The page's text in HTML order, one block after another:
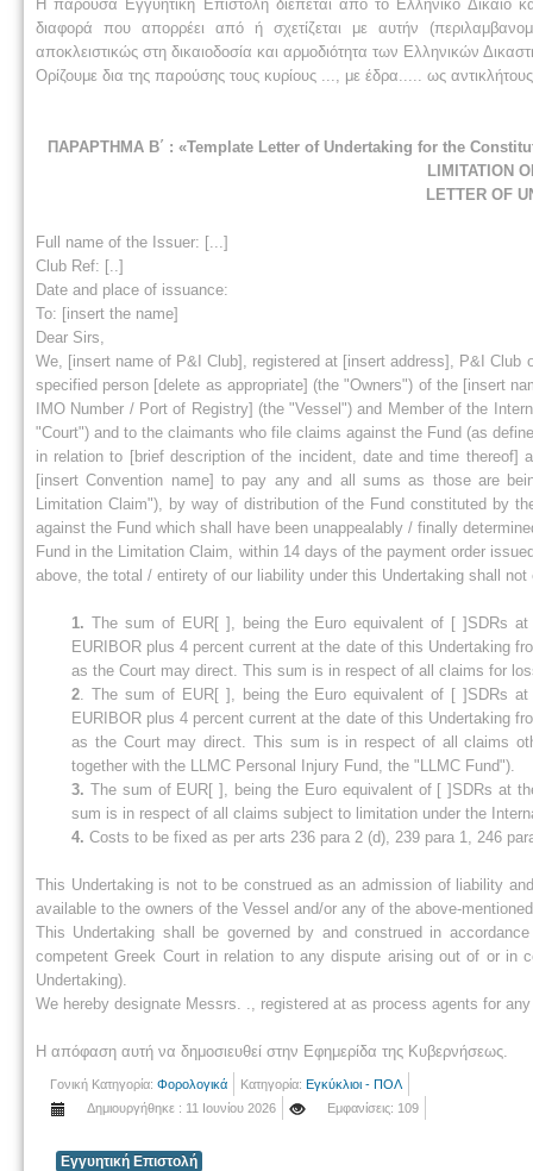
Η παρούσα Εγγυητική Επιστολή διέπεται από το Ελληνικό Δίκαιο
διαφορά που απορρέει από ή σχετίζεται με αυτήν
αποκλειστικώς στη δικαιοδοσία και αρμοδιότητα των Ελληνικών
Ορίζουμε δια της παρούσης τους κυρίους ..., με έδρα..... ως
ΠΑΡΑΡΤΗΜΑ Β΄ : «Template Letter of Undertaking for the
LIMITATION
LETTER OF
Full name of the Issuer: [...]
Club Ref: [..]
Date and place of issuance:
To: [insert the name]
Dear Sirs,
We, [insert name of P&I Club], registered at [insert address], P&I Club
specified person [delete as appropriate] (the "Owners") of the [insert
IMO Number / Port of Registry] (the "Vessel") and Member of the
"Court") and to the claimants who file claims against the Fund (as
in relation to [brief description of the incident, date and time thereof]
[insert Convention name] to pay any and all sums as those are
Limitation Claim"), by way of distribution of the Fund constituted by
against the Fund which shall have been unappealably / finally
Fund in the Limitation Claim, within 14 days of the payment order
above, the total / entirety of our liability under this Undertaking shall
1. The sum of EUR[ ], being the Euro equivalent of [ ]SDRs
EURIBOR plus 4 percent current at the date of this Undertaking
as the Court may direct. This sum is in respect of all claims for
2 . The sum of EUR[ ], being the Euro equivalent of [ ]SDRs
EURIBOR plus 4 percent current at the date of this Undertaking
as the Court may direct. This sum is in respect of all claims
together with the LLMC Personal Injury Fund, the "LLMC Fund").
3. The sum of EUR[ ], being the Euro equivalent of [ ]SDRs at
sum is in respect of all claims subject to limitation under the
4. Costs to be fixed as per arts 236 para 2 (d), 239 para 1, 246
This Undertaking is not to be construed as an admission of liability
available to the owners of the Vessel and/or any of the above-
This Undertaking shall be governed by and construed in
competent Greek Court in relation to any dispute arising out of or in
Undertaking).
We hereby designate Messrs. ., registered at as process agents for
Η απόφαση αυτή να δημοσιευθεί στην Εφημερίδα της Κυβερνήσεως.
Γονική Κατηγορία: Φορολογικά Κατηγορία: Εγκύκλιοι - ΠΟΛ
Δημιουργήθηκε : 11 Ιουνίου 2026
Εμφανίσεις: 109
Εγγυητική Επιστολή